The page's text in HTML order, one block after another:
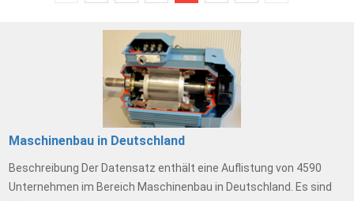
Maschinenbau in Deutschland
Beschreibung Der Datensatz enthält eine Auflistung von 4590
Unternehmen im Bereich Maschinenbau in Deutschland. Es sind